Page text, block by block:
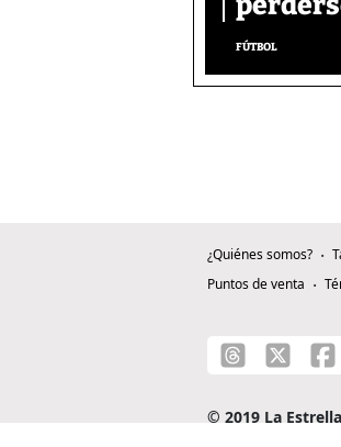
FÚTBOL
¿Quiénes somos?
Puntos de venta
© 2019 La